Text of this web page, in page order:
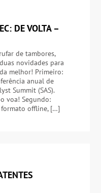
DE VOLTA –
de tambores,
novidades para
melhor! Primeiro:
anual de
Summit (SAS).
voa! Segundo:
offline, […]